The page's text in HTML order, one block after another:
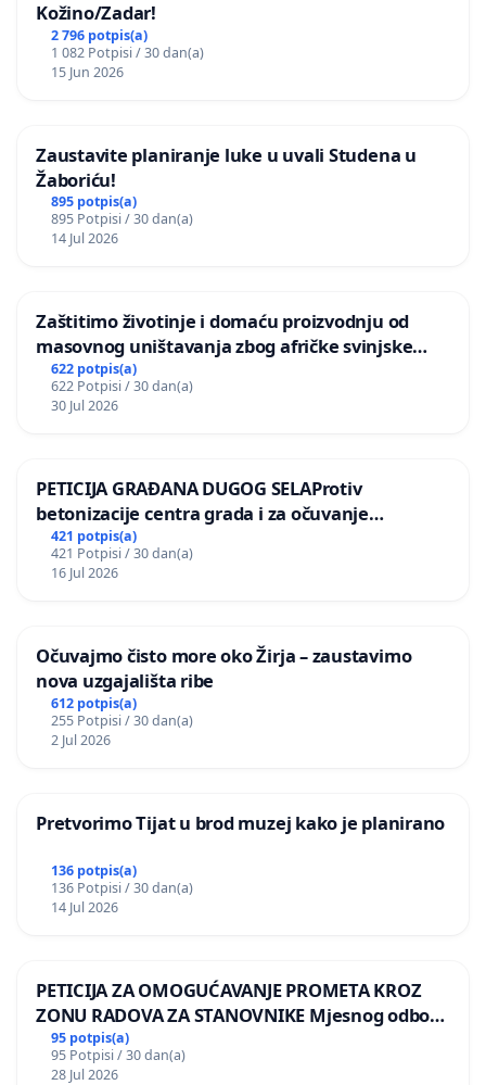
Kožino/Zadar!
2 796 potpis(a)
1 082 Potpisi / 30 dan(a)
15 Jun 2026
Zaustavite planiranje luke u uvali Studena u
Žaboriću!
895 potpis(a)
895 Potpisi / 30 dan(a)
14 Jul 2026
Zaštitimo životinje i domaću proizvodnju od
masovnog uništavanja zbog afričke svinjske
kuge
622 potpis(a)
622 Potpisi / 30 dan(a)
30 Jul 2026
PETICIJA GRAĐANA DUGOG SELAProtiv
betonizacije centra grada i za očuvanje
postojećih zelenih površina i odraslih stabala pri
donošenju izmjena urbanističkog plana
421 potpis(a)
421 Potpisi / 30 dan(a)
16 Jul 2026
Očuvajmo čisto more oko Žirja – zaustavimo
nova uzgajališta ribe
612 potpis(a)
255 Potpisi / 30 dan(a)
2 Jul 2026
Pretvorimo Tijat u brod muzej kako je planirano
136 potpis(a)
136 Potpisi / 30 dan(a)
14 Jul 2026
PETICIJA ZA OMOGUĆAVANJE PROMETA KROZ
ZONU RADOVA ZA STANOVNIKE Mjesnog odbora
Kamensko i Lemić Brdo
95 potpis(a)
95 Potpisi / 30 dan(a)
28 Jul 2026